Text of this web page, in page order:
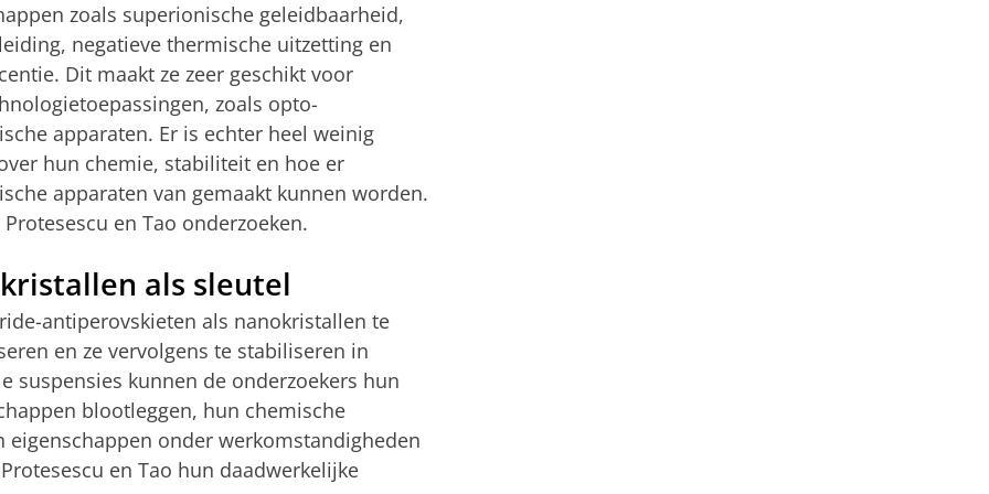
zoals superionische geleidbaarheid,
negatieve thermische uitzetting en
Dit maakt ze zeer geschikt voor
zoals opto-
apparaten. Er is echter heel weinig
hun chemie, stabiliteit en hoe er
apparaten van gemaakt kunnen worden.
en Tao onderzoeken.
als sleutel
antiperovskieten als nanokristallen te
en ze vervolgens te stabiliseren in
suspensies kunnen de onderzoekers hun
blootleggen, hun chemische
onder werkomstandigheden
en Tao hun daadwerkelijke